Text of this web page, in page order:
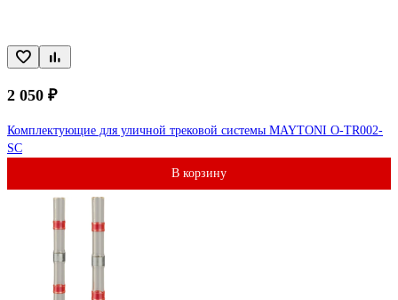
2 050 ₽
Комплектующие для уличной трековой системы MAYTONI O-TR002-
SC
В корзину